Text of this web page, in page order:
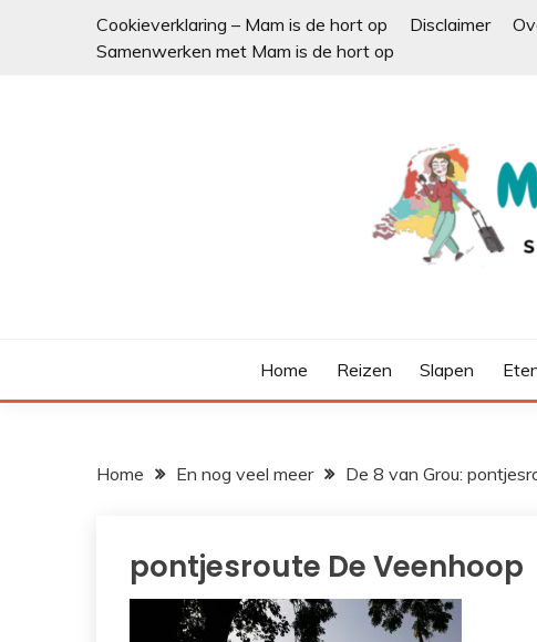
Cookieverklaring – Mam is de hort op Disclaimer
Samenwerken met Mam is de hort op
Home Reizen Slapen
Home En nog veel meer De 8 van Grou:
pontjesroute De Veenhoop